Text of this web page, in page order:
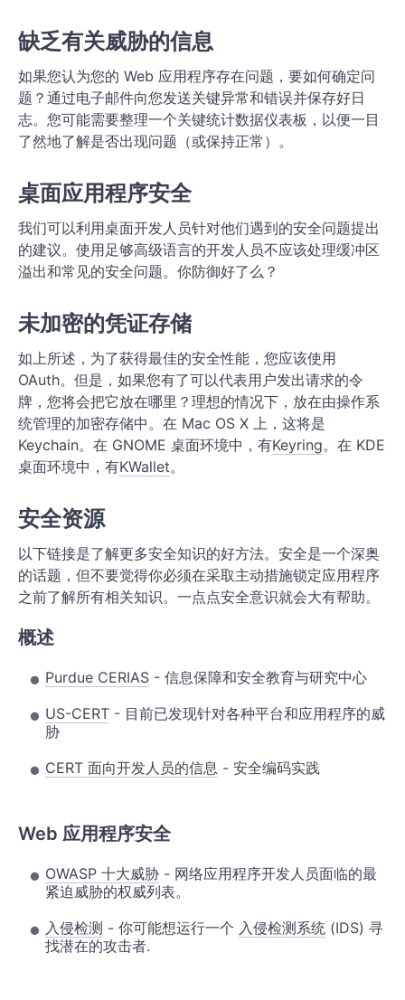
缺乏有关威胁的信息
如果您认为您的 Web 应用程序存在问题，要如何确定问
题？通过电子邮件向您发送关键异常和错误并保存好日
志。您可能需要整理一个关键统计数据仪表板，以便一目
了然地了解是否出现问题（或保持正常）。
桌面应用程序安全
我们可以利用桌面开发人员针对他们遇到的安全问题提出
的建议。使用足够高级语言的开发人员不应该处理缓冲区
溢出和常见的安全问题。你防御好了么？
未加密的凭证存储
如上所述，为了获得最佳的安全性能，您应该使用
OAuth。但是，如果您有了可以代表用户发出请求的令
牌，您将会把它放在哪里？理想的情况下，放在由操作系
统管理的加密存储中。在 Mac OS X 上，这将是
Keychain。在 GNOME 桌面环境中，有Keyring。在 KDE
桌面环境中，有KWallet。
安全资源
以下链接是了解更多安全知识的好方法。安全是一个深奥
的话题，但不要觉得你必须在采取主动措施锁定应用程序
之前了解所有相关知识。一点点安全意识就会大有帮助。
概述
Purdue CERIAS - 信息保障和安全教育与研究中心
US-CERT - 目前已发现针对各种平台和应用程序的威
胁
CERT 面向开发人员的信息 - 安全编码实践
Web 应用程序安全
OWASP 十大威胁 - 网络应用程序开发人员面临的最
紧迫威胁的权威列表。
入侵检测 - 你可能想运行一个 入侵检测系统 (IDS) 寻
找潜在的攻击者.